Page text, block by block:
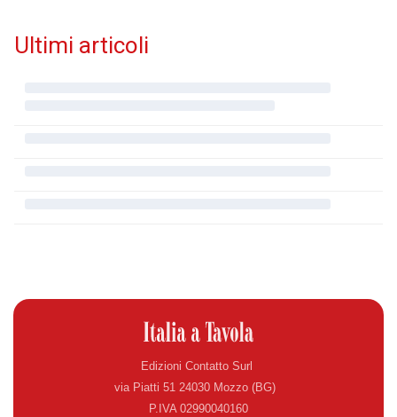
Ultimi articoli
Edizioni Contatto Surl
via Piatti 51 24030 Mozzo (BG)
P.IVA 02990040160